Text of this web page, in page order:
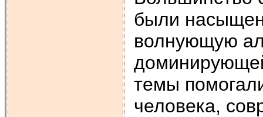
были
волнующую
темы
человека,